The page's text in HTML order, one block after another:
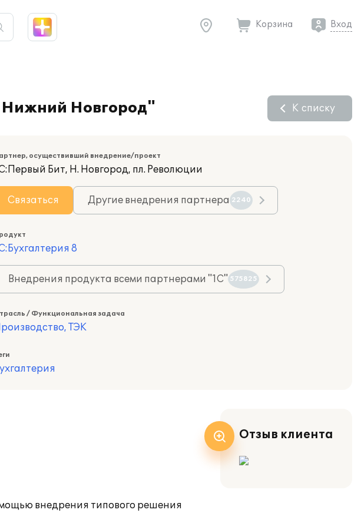
Корзина Вход
Новгород" К списку
осуществивший внедрение/проект
Бит, Н. Новгород, пл. Революции
Связаться Другие внедрения партнера 2240
8
Внедрения продукта всеми партнерами "1С" 575825
/ Функциональная задача
ТЭК
внедрения типового решения
Отзыв клиента